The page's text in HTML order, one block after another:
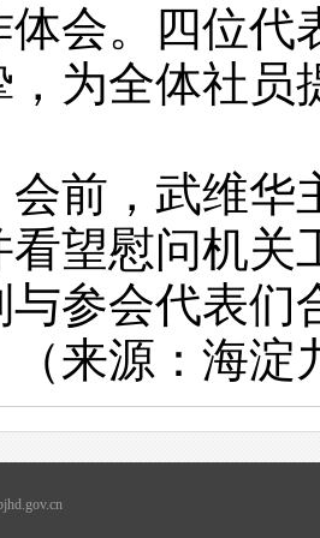
体会。四位代
，为全体社员
，武维华
看望慰问机关
与参会代表们
源：海淀